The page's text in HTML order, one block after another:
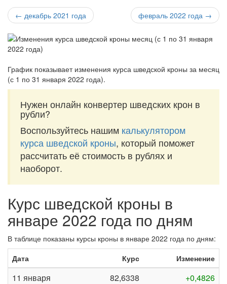
← декабрь 2021 года февраль 2022 года →
График показывает изменения курса шведской кроны за месяц
(с 1 по 31 января 2022 года).
Нужен онлайн конвертер шведских крон в
рубли?
Воспользуйтесь нашим калькулятором
курса шведской кроны, который поможет
рассчитать её стоимость в рублях и
наоборот.
Курс шведской кроны в
январе 2022 года по дням
В таблице показаны курсы кроны в январе 2022 года по дням:
Дата
Курс Изменение
11 января 82,6338
+0,4826